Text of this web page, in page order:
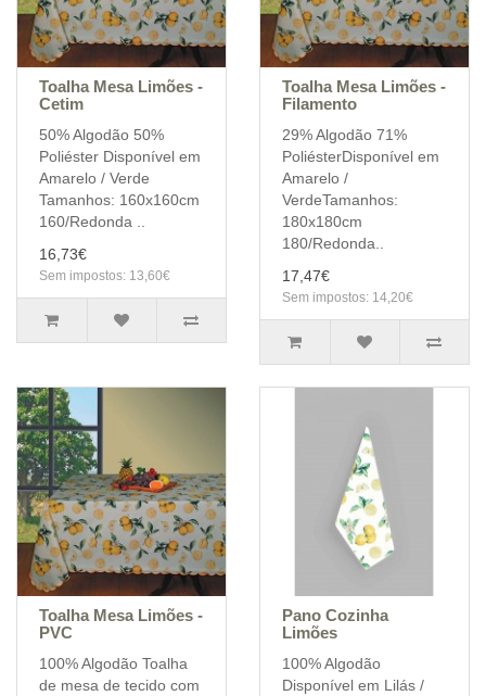
Toalha Mesa Limões -
Cetim
50% Algodão 50%
Poliéster Disponível em
Amarelo / Verde
Tamanhos: 160x160cm
160/Redonda ..
16,73€
Sem impostos: 13,60€
Toalha Mesa Limões -
Filamento
29% Algodão 71%
PoliésterDisponível em
Amarelo /
VerdeTamanhos:
180x180cm
180/Redonda..
17,47€
Sem impostos: 14,20€
Toalha Mesa Limões -
PVC
100% Algodão Toalha
de mesa de tecido com
Pano Cozinha
Limões
100% Algodão
Disponível em Lilás /